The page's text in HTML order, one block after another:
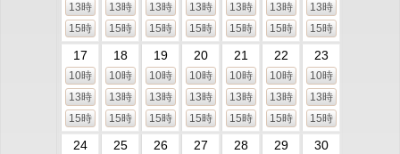
13時
15時
13時
15時
13時
15時
13時
15時
13時
15時
13時
15時
13時
15時
17
10時
13時
15時
18
10時
13時
15時
19
10時
13時
15時
20
10時
13時
15時
21
10時
13時
15時
22
10時
13時
15時
23
10時
13時
15時
24 25 26 27 28 29 30